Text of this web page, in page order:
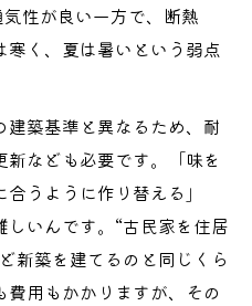
性が良い一方で、断熱
く、夏は暑いという弱点
築基準と異なるため、耐
なども必要です。「味を
うように作り替える」
いんです。“古民家を住居
新築を建てるのと同じくら
用もかかりますが、その